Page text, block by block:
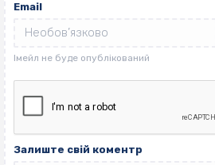
Email
Залиште свій коментр